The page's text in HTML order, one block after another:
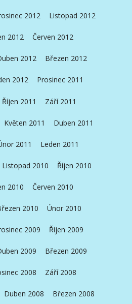
2012 Listopad 2012
2012 Červen 2012
2012 Březen 2012
2012 Prosinec 2011
Říjen 2011 Září 2011
Květen 2011 Duben 2011
2011 Leden 2011
Listopad 2010 Říjen 2010
2010 Červen 2010
2010 Únor 2010
2009 Říjen 2009
2009 Březen 2009
2008 Září 2008
Duben 2008 Březen 2008